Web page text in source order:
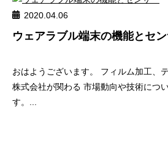
2020.04.06
ウェアラブル端末の機能とセ
おはようございます。 フィルム加工、
株式会社が関わる 市場動向や技術につ
す。...